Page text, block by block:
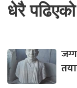
धेरै पढिएको